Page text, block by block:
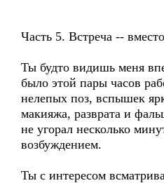
Часть 5. Встреча --
Ты будто видишь меня
было этой пары часов
нелепых поз, вспышек
макияжа, разврата и
не угорал несколько
возбуждением.
Ты с интересом